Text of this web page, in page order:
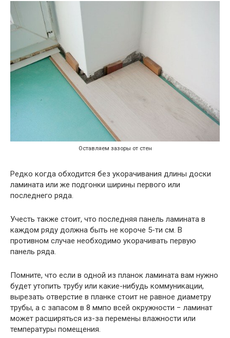
Оставляем зазоры от стен
Редко когда обходится без укорачивания длины доски
ламината или же подгонки ширины первого или
последнего ряда.
Учесть также стоит, что последняя панель ламината в
каждом ряду должна быть не короче 5-ти см. В
противном случае необходимо укорачивать первую
панель ряда.
Помните, что если в одной из планок ламината вам нужно
будет утопить трубу или какие-нибудь коммуникации,
вырезать отверстие в планке стоит не равное диаметру
трубы, а с запасом в 8 ммпо всей окружности − ламинат
может расширяться из-за перемены влажности или
температуры помещения.